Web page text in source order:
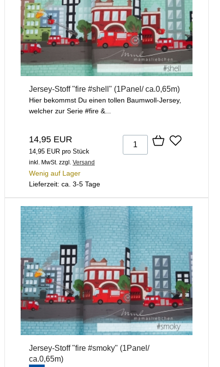
Jersey-Stoff "fire #shell" (1Panel/ ca.0,65m)
Hier bekommst Du einen tollen Baumwoll-Jersey,
welcher zur Serie #fire &...
14,95 EUR
14,95 EUR pro Stück
inkl. MwSt. zzgl. Versand
Wenig auf Lager
Lieferzeit: ca. 3-5 Tage
Jersey-Stoff "fire #smoky" (1Panel/
ca.0,65m)